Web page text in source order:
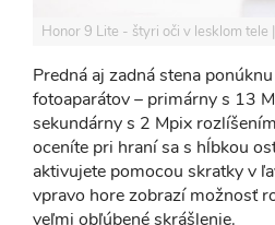
Honor 9 Lite - štyri oči v lesklom tele
Predná aj zadná stena
fotoaparátov – primárny s 13
sekundárny s 2 Mpix
oceníte pri hraní sa s hĺbkou
aktivujete pomocou skratky v
vpravo hore zobrazí možnosť
veľmi obľúbené skrášlenie.